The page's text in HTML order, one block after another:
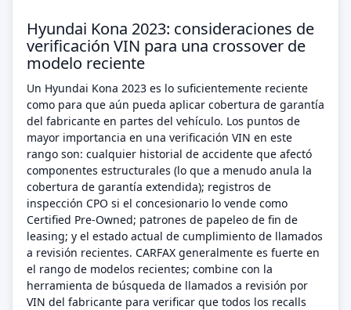
Hyundai Kona 2023: consideraciones de
verificación VIN para una crossover de
modelo reciente
Un Hyundai Kona 2023 es lo suficientemente reciente
como para que aún pueda aplicar cobertura de garantía
del fabricante en partes del vehículo. Los puntos de
mayor importancia en una verificación VIN en este
rango son: cualquier historial de accidente que afectó
componentes estructurales (lo que a menudo anula la
cobertura de garantía extendida); registros de
inspección CPO si el concesionario lo vende como
Certified Pre-Owned; patrones de papeleo de fin de
leasing; y el estado actual de cumplimiento de llamados
a revisión recientes. CARFAX generalmente es fuerte en
el rango de modelos recientes; combine con la
herramienta de búsqueda de llamados a revisión por
VIN del fabricante para verificar que todos los recalls